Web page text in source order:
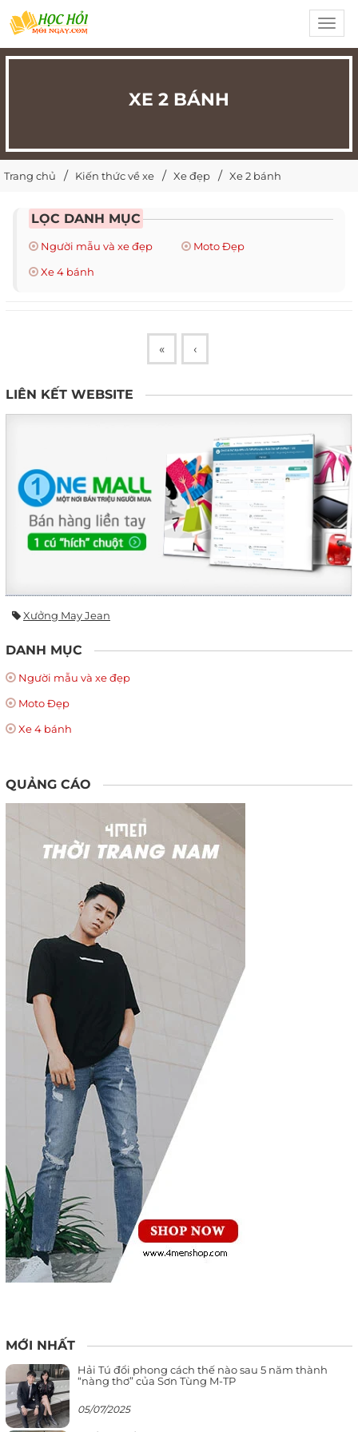
XE 2 BÁNH
Trang chủ Kiến thức về xe Xe đẹp Xe 2 bánh
LỌC DANH MỤC
Người mẫu và xe đẹp
Moto Đẹp
Xe 4 bánh
« ‹
LIÊN KẾT WEBSITE
Xưởng May Jean
DANH MỤC
Người mẫu và xe đẹp
Moto Đẹp
Xe 4 bánh
QUẢNG CÁO
MỚI NHẤT
Hải Tú đổi phong cách thế nào sau 5 năm thành
“nàng thơ” của Sơn Tùng M-TP
05/07/2025